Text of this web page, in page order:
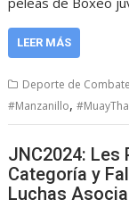
LEER MÁS
Deporte de Combate
#Manzanillo,
JNC2024: Les
Categoría y
Luchas